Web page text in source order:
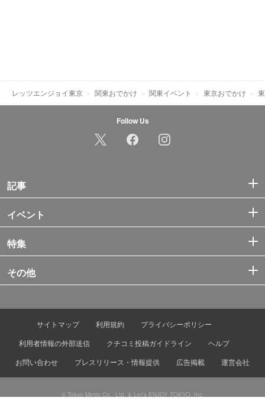
レッツエンジョイ東京 関東おでかけ 関東イベント 東京おでかけ
Follow Us
記事
イベント
特集
その他
サイトマップ 利用規約
プライバシーポリシー
利用者情報の外部送信
クチコミ投稿ガイドライン
ヘルプ
お問い合わせ
プレスリリース・情報提供 広告掲載 運営会社
© Tokyo Metro Co., Ltd. & Let’s ENJOY TOKYO, Inc.